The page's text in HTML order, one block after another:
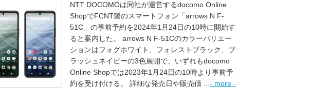
NTT DOCOMOは同社が運営するdocomo Online
ShopでFCNT製のスマートフォン「arrows N F-
51C」の事前予約を2024年1月24日の10時に開始す
ると案内した。 arrows N F-51Cのカラーバリエー
ションはフォグホワイト、フォレストブラック、ブ
ラッシュネイビーの3色展開で、いずれもdocomo
Online Shopでは2023年1月24日の10時より事前予
約を受け付ける。 詳細な発売日や販売価 ... - more -